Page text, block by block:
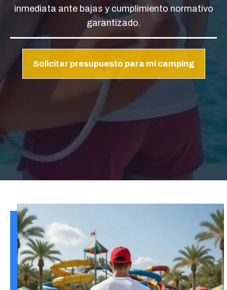
inmediata ante bajas y cumplimiento normativo
garantizado.
Solicitar presupuesto para mi camping